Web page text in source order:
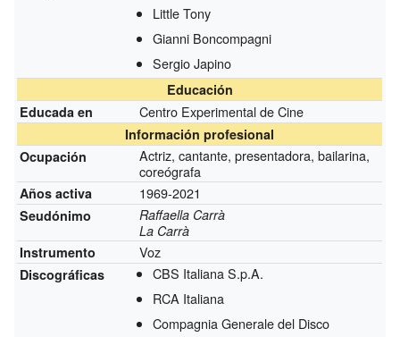
Little Tony
Gianni Boncompagni
Sergio Japino
Educación
Educada en
Centro Experimental de Cine
Información profesional
Ocupación
Actriz, cantante, presentadora, bailarina,
coreógrafa
Años activa 1969-2021
Seudónimo
Raffaella Carrà
La Carrà
Instrumento
Voz
Discográficas
CBS Italiana S.p.A.
RCA Italiana
Compagnia Generale del Disco